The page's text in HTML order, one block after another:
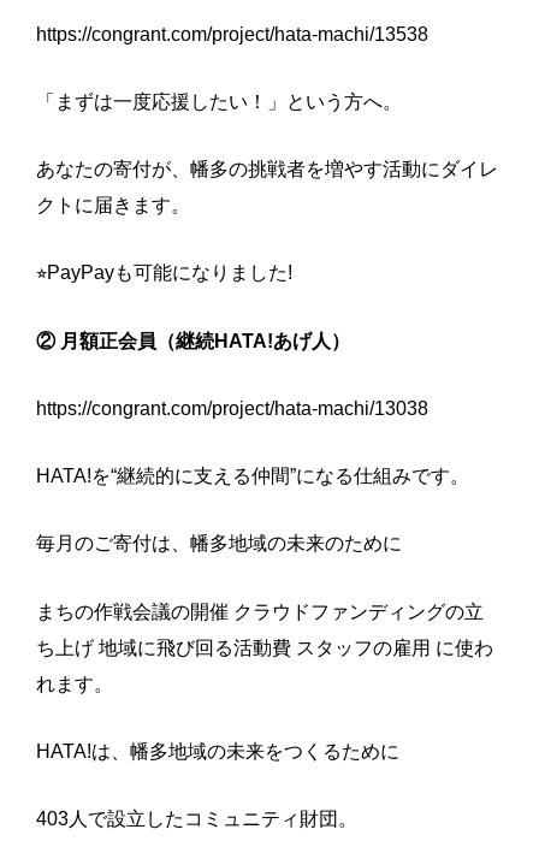
https://congrant.com/project/hata-machi/13538
「まずは一度応援したい！」という方へ。
あなたの寄付が、幡多の挑戦者を増やす活動にダイレ
クトに届きます。
⭐︎PayPayも可能になりました!
② 月額正会員（継続HATA!あげ人）
https://congrant.com/project/hata-machi/13038
HATA!を“継続的に支える仲間”になる仕組みです。
毎月のご寄付は、幡多地域の未来のために
まちの作戦会議の開催 クラウドファンディングの立
ち上げ 地域に飛び回る活動費 スタッフの雇用 に使わ
れます。
HATA!は、幡多地域の未来をつくるために
403人で設立したコミュニティ財団。